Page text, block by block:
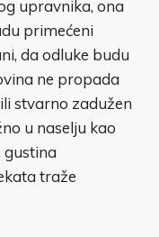
upravnika, ona
primećeni
da odluke budu
ne propada
stvarno zadužen
u naselju kao
gustina
traže